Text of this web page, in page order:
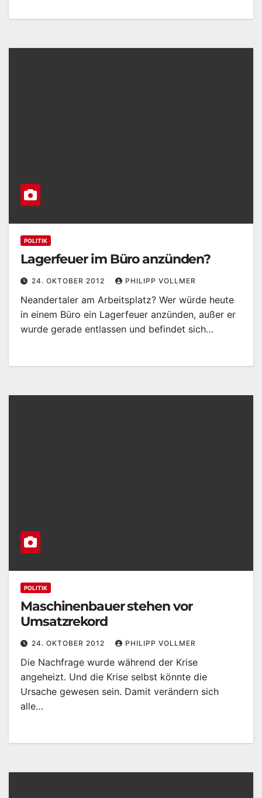
POLITIK
Lagerfeuer im Büro anzünden?
24. OKTOBER 2012 PHILIPP VOLLMER
Neandertaler am Arbeitsplatz? Wer würde heute
in einem Büro ein Lagerfeuer anzünden, außer er
wurde gerade entlassen und befindet sich…
POLITIK
Maschinenbauer stehen vor
Umsatzrekord
24. OKTOBER 2012 PHILIPP VOLLMER
Die Nachfrage wurde während der Krise
angeheizt. Und die Krise selbst könnte die
Ursache gewesen sein. Damit verändern sich
alle…